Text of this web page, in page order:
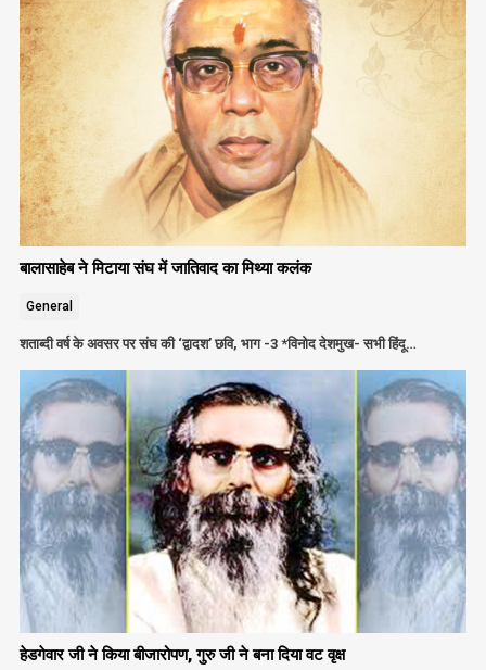
बालासाहेब ने मिटाया संघ में जातिवाद का मिथ्या कलंक
General
शताब्दी वर्ष के अवसर पर संघ की ‘द्वादश’ छवि, भाग -3 *विनोद देशमुख- सभी हिंदू…
हेडगेवार जी ने किया बीजारोपण, गुरु जी ने बना दिया वट वृक्ष